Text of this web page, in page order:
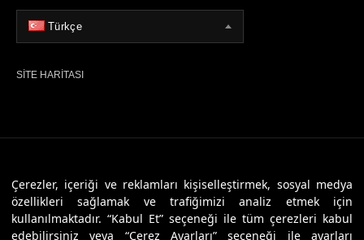
Çerezler, içeriği ve reklamları kişiselleştirmek, sosyal medya
özellikleri sağlamak ve trafiğimizi analiz etmek için
kullanılmaktadır. “Kabul Et” seçeneği ile tüm çerezleri kabul
edebilirsiniz veya “Çerez Ayarları” seçeneği ile ayarları
Türkçe
SİTE HARİTASI